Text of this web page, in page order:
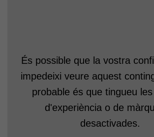
És possible que la vostra
impedeixi veure aquest
probable és que tingueu
d'experiència o de
desactivades.